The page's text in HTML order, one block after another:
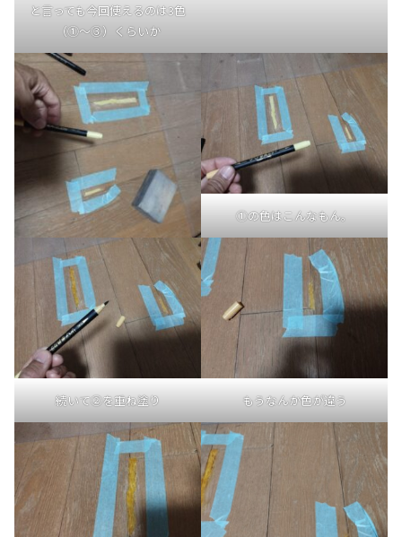
と言っても今回使えるのは3色
（①～③）くらいか
①の色はこんなもん。
続いて②を重ね塗り もうなんか色が違う